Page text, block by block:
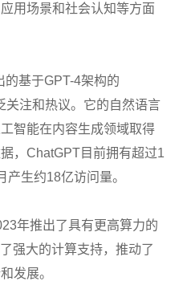
用场景和社会认知等方面
的基于GPT-4架构的
关注和热议。它的自然语言
智能在内容生成领域取得
，ChatGPT目前拥有超过1
生约18亿访问量。
年推出了具有更高算力的
强大的计算支持，推动了
发展。